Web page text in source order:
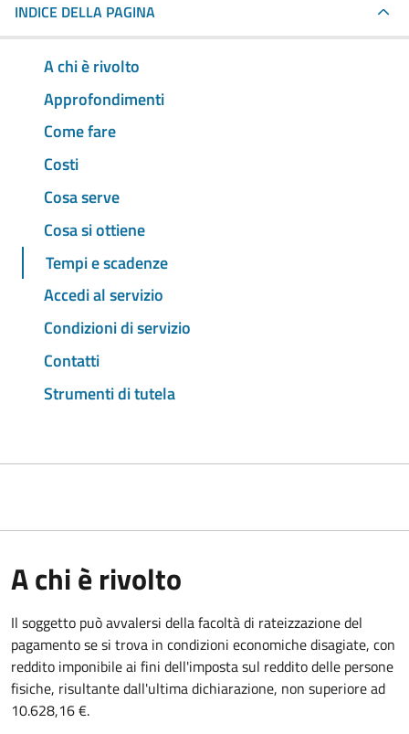
INDICE DELLA PAGINA
A chi è rivolto
Approfondimenti
Come fare
Costi
Cosa serve
Cosa si ottiene
Tempi e scadenze
Accedi al servizio
Condizioni di servizio
Contatti
Strumenti di tutela
A chi è rivolto
Il soggetto può avvalersi della facoltà di rateizzazione del
pagamento se si trova in condizioni economiche disagiate, con
reddito imponibile ai fini dell'imposta sul reddito delle persone
fisiche, risultante dall'ultima dichiarazione, non superiore ad
10.628,16 €.